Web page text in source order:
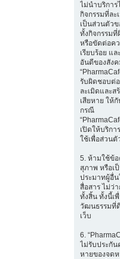
ไม่นำบริการ
กิจกรรมที่ละ
เป็นส่วนตัว
ทั้งกิจกรรม
หรือขัดต่อค
เรียบร้อย แ
อันดีของสัง
รับผิดชอบต่
ละเมิดและส
เสียหาย ให้
กรณี
เปิดให้บริกา
ใช้เพื่อส่วนตั
5. ห้ามใช้ข้
สุภาพ หรือเ
ประมาทผู้อื่น
สื่อสาร ไม่ว่
ทั้งสิ้น ทั้งนี้เ
วัฒนธรรมที่
เว็บ
6.
ไม่รับประกัน
หายของจด